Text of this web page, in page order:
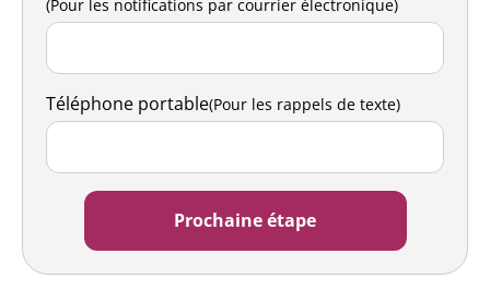
(Pour les notifications par courrier électronique)
Téléphone portable(Pour les rappels de texte)